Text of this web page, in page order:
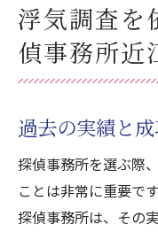
浮気調査を
偵事務所近
過去の実績と
探偵事務所を選ぶ際
ことは非常に重要で
探偵事務所は、その